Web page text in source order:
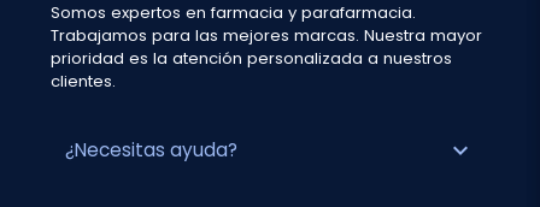
Somos expertos en farmacia y parafarmacia.
Trabajamos para las mejores marcas. Nuestra mayor
prioridad es la atención personalizada a nuestros
clientes.
¿Necesitas ayuda? expand_more